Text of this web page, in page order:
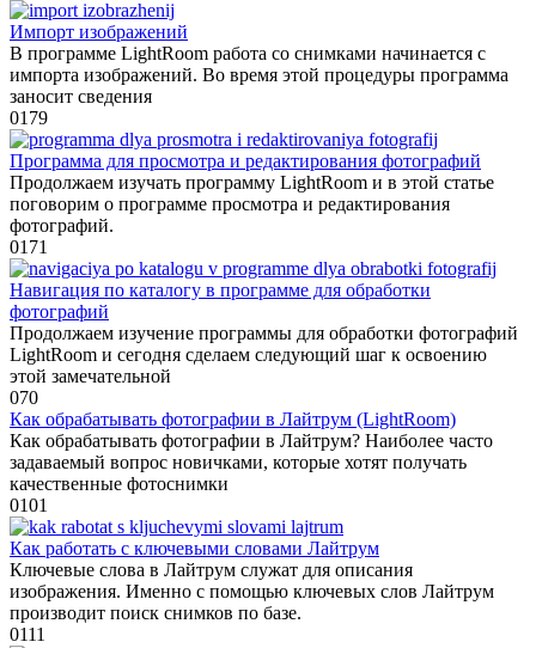
Импорт изображений
В программе LightRoom работа со снимками начинается с
импорта изображений. Во время этой процедуры программа
заносит сведения
0179
Программа для просмотра и редактирования фотографий
Продолжаем изучать программу LightRoom и в этой статье
поговорим о программе просмотра и редактирования
фотографий.
0171
Навигация по каталогу в программе для обработки
фотографий
Продолжаем изучение программы для обработки фотографий
LightRoom и сегодня сделаем следующий шаг к освоению
этой замечательной
070
Как обрабатывать фотографии в Лайтрум (LightRoom)
Как обрабатывать фотографии в Лайтрум? Наиболее часто
задаваемый вопрос новичками, которые хотят получать
качественные фотоснимки
0101
Как работать с ключевыми словами Лайтрум
Ключевые слова в Лайтрум служат для описания
изображения. Именно с помощью ключевых слов Лайтрум
производит поиск снимков по базе.
0111